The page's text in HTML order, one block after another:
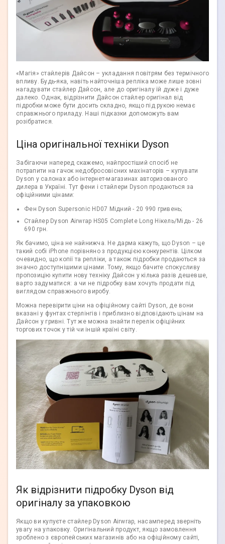
«Магія» стайлерів Дайсон – укладання повітрям без термічного
впливу. Будь-яка, навіть найточніша репліка може лише зовні
нагадувати стайлер Дайсон, але до оригіналу їй дуже і дуже
далеко. Однак, відрізнити Дайсон стайлер оригінал від
підробки може бути досить складно, якщо під рукою немає
справжнього приладу. Наші підказки допоможуть вам
розібратися.
Ціна оригінальної техніки Dyson
Забігаючи наперед скажемо, найпростіший спосіб не
потрапити на гачок недобросовісних махінаторів – купувати
Dyson у салонах або інтернет-магазинах авторизованого
дилера в Україні. Тут фени і стайлери Dyson продаються за
офіційними цінами:
Фен Dyson Supersonic HD07 Мідний - 20 990 гривень;
Стайлер Dyson Airwrap HS05 Complete Long Нікель/Мідь - 26
690 грн.
Як бачимо, ціна не найнижча. Не дарма кажуть, що Dyson – це
такий собі iPhone порівняно з продукцією конкурентів. Цілком
очевидно, що копії та репліки, а також підробки продаються за
значно доступнішими цінами. Тому, якщо бачите спокусливу
пропозицію купити нову техніку Дайсон у кілька разів дешевше,
варто задуматися: а чи не підробку вам хочуть продати під
виглядом справжнього виробу.
Можна перевірити ціни на офіційному сайті Dyson, де вони
вказані у фунтах стерлінгів і приблизно відповідають цінам на
Дайсон у гривні. Тут же можна знайти перелік офіційних
торгових точок у тій чи іншій країні світу.
Як відрізнити підробку Dyson від
оригіналу за упаковкою
Якщо ви купуєте стайлер Dyson Airwrap, насамперед зверніть
увагу на упаковку. Оригінальний продукт, якщо замовлення
зроблено з європейських магазинів або на офіційному сайті,